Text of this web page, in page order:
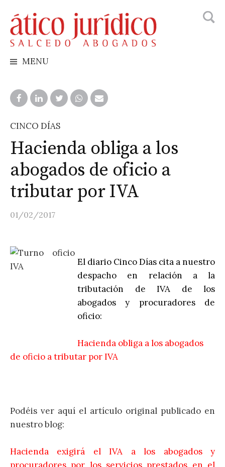
to
content
MENU
CINCO DÍAS
Hacienda obliga a los
abogados de oficio a
tributar por IVA
01/02/2017
El diario Cinco Días cita a nuestro
despacho en relación a la
tributación de IVA de los
abogados y procuradores de
oficio:
Hacienda obliga a los abogados
de oficio a tributar por IVA
Podéis ver aquí el artículo original publicado en
nuestro blog:
Hacienda exigirá el IVA a los abogados y